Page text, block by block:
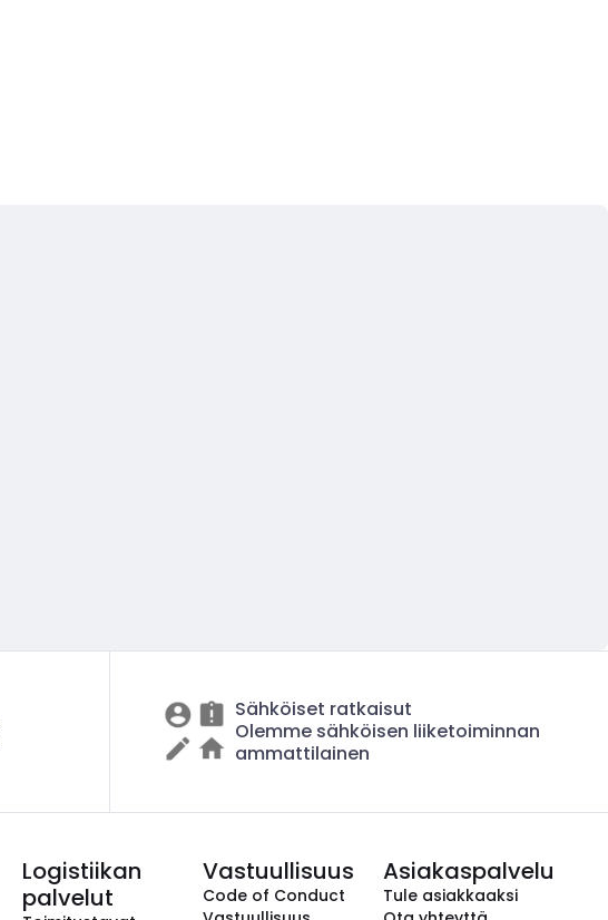
Sähköiset ratkaisut
Olemme sähköisen liiketoiminnan
ammattilainen
Logistiikan
palvelut
Vastuullisuus
Code of Conduct
Asiakaspalvelu
Tule asiakkaaksi